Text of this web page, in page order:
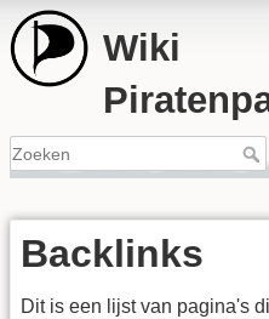
Wiki
Backlinks
Dit is een lijst van pagina's